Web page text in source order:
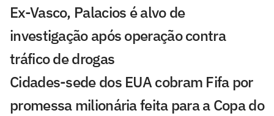
Ex-Vasco, Palacios é alvo de
investigação após operação contra
tráfico de drogas
Cidades-sede dos EUA cobram Fifa por
promessa milionária feita para a Copa do